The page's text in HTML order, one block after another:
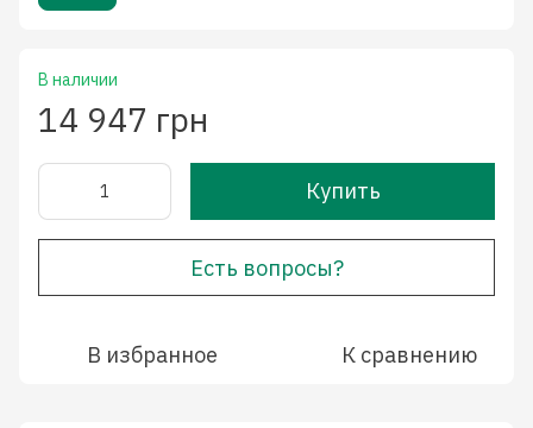
В наличии
14 947 грн
Купить
Есть вопросы?
В избранное К сравнению